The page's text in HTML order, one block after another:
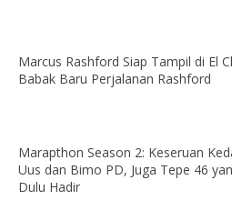
Marcus Rashford Siap Tampil di El
Babak Baru Perjalanan Rashford
Marapthon Season 2: Keseruan
Uus dan Bimo PD, Juga Tepe 46
Dulu Hadir